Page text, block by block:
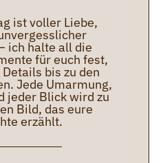
ist voller Liebe,
ich halte all die
für euch fest,
bis zu den
Jede Umarmung,
jeder Blick wird zu
Bild, das eure
erzählt.